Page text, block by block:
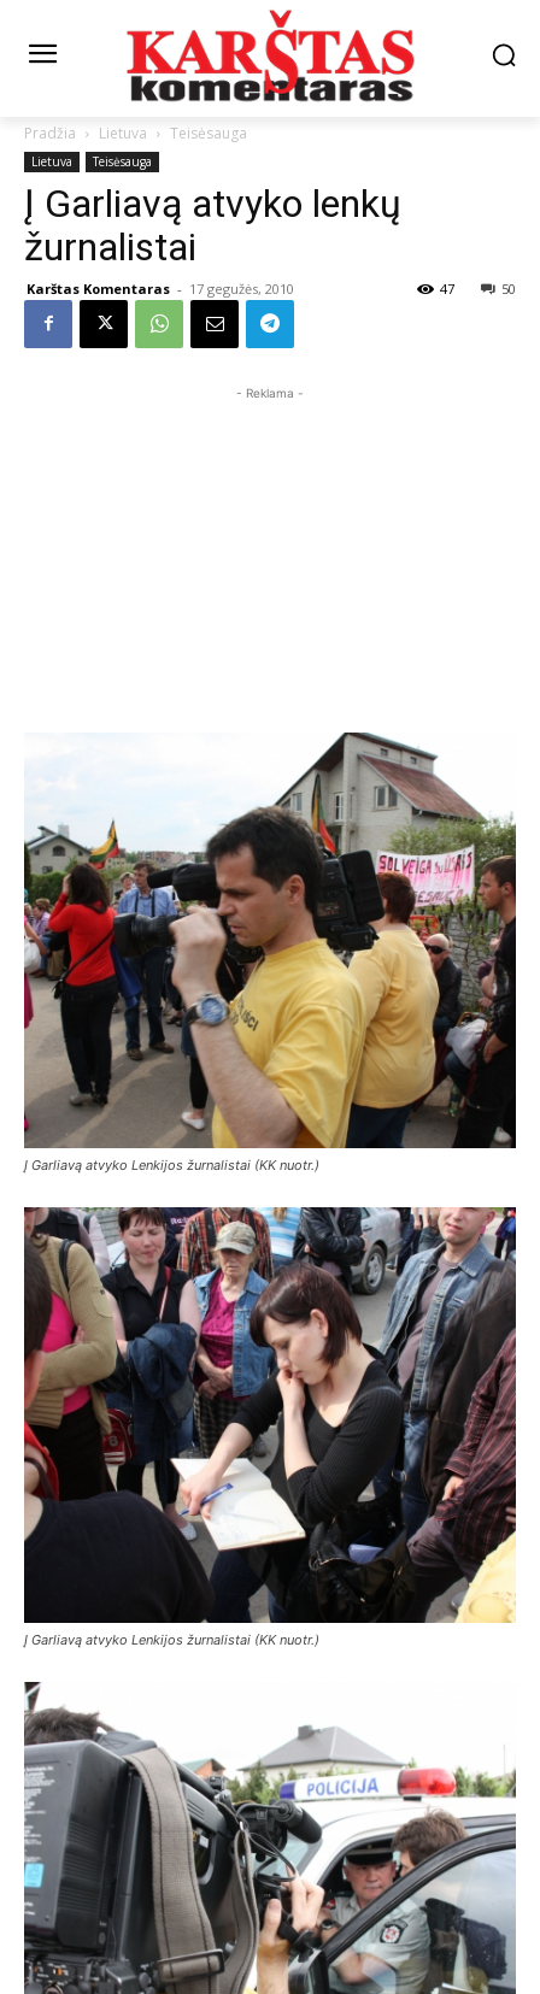
Pradžia Lietuva Teisėsauga
Lietuva Teisėsauga
Į Garliavą atvyko lenkų
žurnalistai
Karštas Komentaras - 17 gegužės, 2010 50
47
- Reklama -
Į Garliavą atvyko Lenkijos žurnalistai (KK nuotr.)
Į Garliavą atvyko Lenkijos žurnalistai (KK nuotr.)